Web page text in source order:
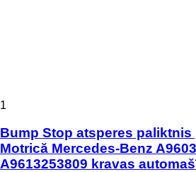
1
Bump Stop atsperes paliktnis
Motrică Mercedes-Benz
A9613253809 kravas